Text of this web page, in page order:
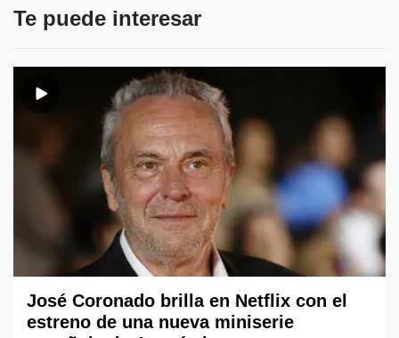
Te puede interesar
José Coronado brilla en Netflix con el
estreno de una nueva miniserie